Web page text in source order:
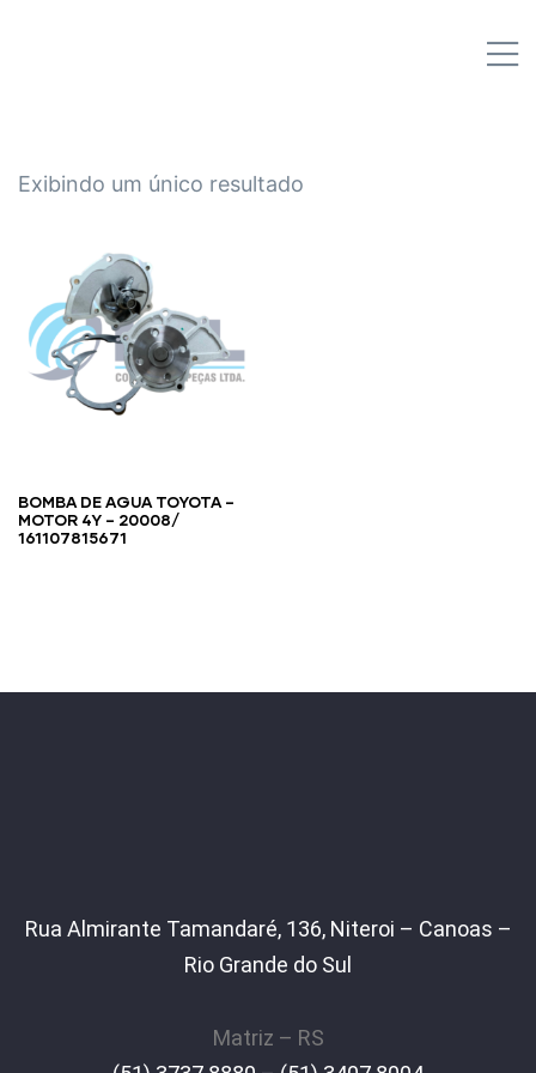
Exibindo um único resultado
BOMBA DE AGUA TOYOTA –
MOTOR 4Y – 20008/
161107815671
Rua Almirante Tamandaré, 136, Niteroi – Canoas –
Rio Grande do Sul
Matriz – RS